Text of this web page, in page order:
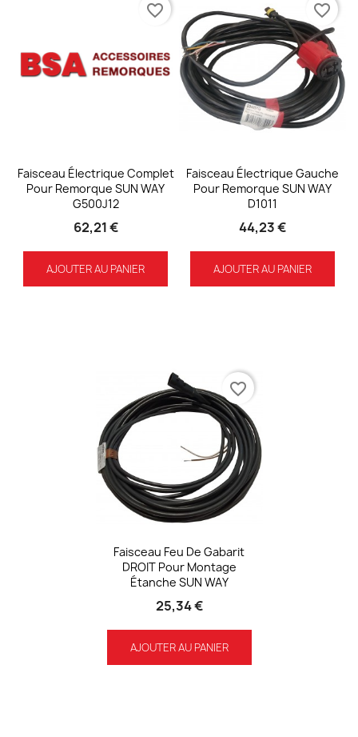
Faisceau Électrique Complet
Pour Remorque SUN WAY
G500J12
62,21 €
AJOUTER AU PANIER
favorite_border
Faisceau Électrique Gauche
Pour Remorque SUN WAY
D1011
44,23 €
AJOUTER AU PANIER
favorite_border
Faisceau Feu De Gabarit
DROIT Pour Montage
Étanche SUN WAY
25,34 €
AJOUTER AU PANIER
favorite_border